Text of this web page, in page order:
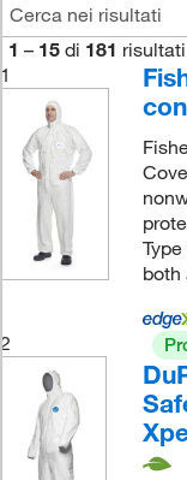
1 – 15 di 181 risultati
1
both
2